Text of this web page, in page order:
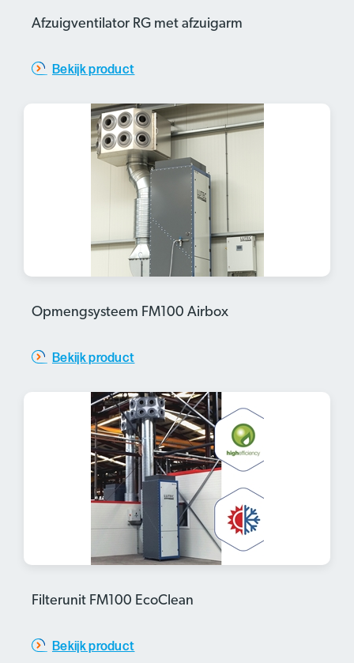
Afzuigventilator RG met afzuigarm
Bekijk product
Opmengsysteem FM100 Airbox
Bekijk product
Filterunit FM100 EcoClean
Bekijk product